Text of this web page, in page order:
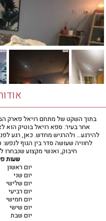
טיפול במים
טיפול קלאסי
טיפולי קוסמטיקה
סאונה רטובה
סאונה יבשה
עיסוי תאילנדי
שיאצו
בתוך השקט של מתחם רויאל פארק
אחר בעיר. ספא רויאל בוטיק הוא
להירגע… ולהרגיש מחדש. כאן, רגע
לחוויה שעושה סדר בין הגוף לנפש:
חיבוק, ואנשי מקצוע
שעות
יום ראשון
יום שני
יום שלישי
יום רביעי
יום חמישי
יום שישי
יום שבת